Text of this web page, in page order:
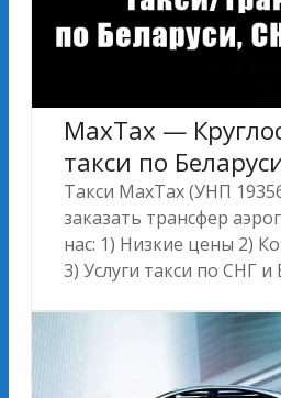
MахTах —
такси по
Такси MахTах (УНП
заказать трансфер
нас: 1) Низкие цены 2)
3) Услуги такси по СНГ и